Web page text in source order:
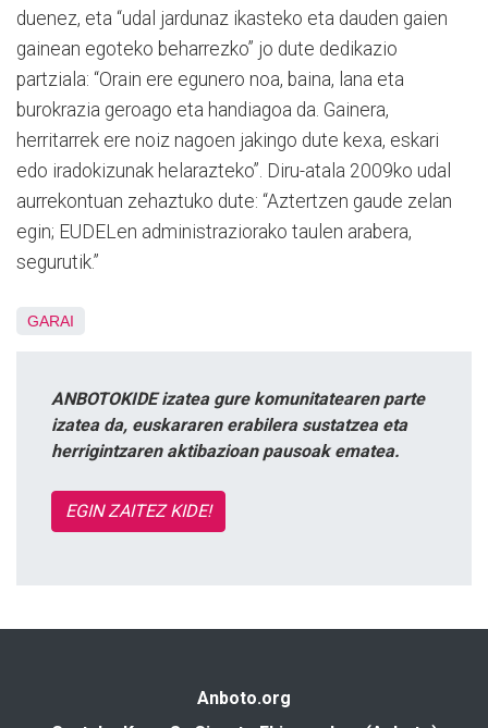
duenez, eta “udal jardunaz ikasteko eta dauden gaien
gainean egoteko beharrezko” jo dute dedikazio
partziala: “Orain ere egunero noa, baina, lana eta
burokrazia geroago eta handiagoa da. Gainera,
herritarrek ere noiz nagoen jakingo dute kexa, eskari
edo iradokizunak helarazteko”. Diru-atala 2009ko udal
aurrekontuan zehaztuko dute: “Aztertzen gaude zelan
egin; EUDELen administraziorako taulen arabera,
segurutik.”
GARAI
ANBOTOKIDE izatea gure komunitatearen parte
izatea da, euskararen erabilera sustatzea eta
herrigintzaren aktibazioan pausoak ematea.
EGIN ZAITEZ KIDE!
Anboto.org